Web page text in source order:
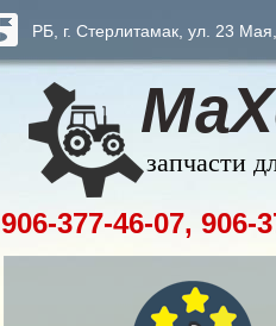
запчасти
РБ, г. Стерлитамак, ул. 23
906-377-46-07, 906-